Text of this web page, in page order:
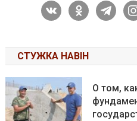
vkontakteodnoklassniki
telegram
СТУЖКА НАВІН
О том,